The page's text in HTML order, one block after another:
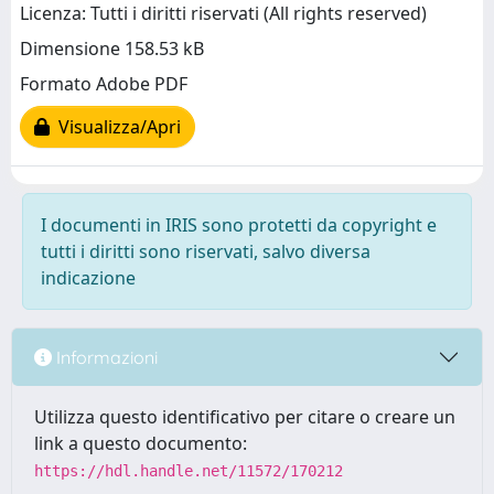
Licenza: Tutti i diritti riservati (All rights reserved)
Dimensione 158.53 kB
Formato Adobe PDF
Visualizza/Apri
I documenti in IRIS sono protetti da copyright e
tutti i diritti sono riservati, salvo diversa
indicazione
Informazioni
Utilizza questo identificativo per citare o creare un
link a questo documento:
https://hdl.handle.net/11572/170212